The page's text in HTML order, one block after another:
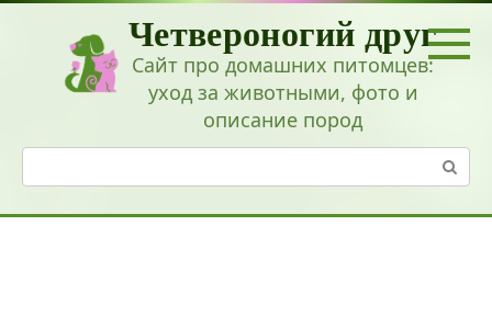
Перейти
Четвероногий друг
Сайт про домашних питомцев:
уход за животными, фото и
описание пород
Поиск: